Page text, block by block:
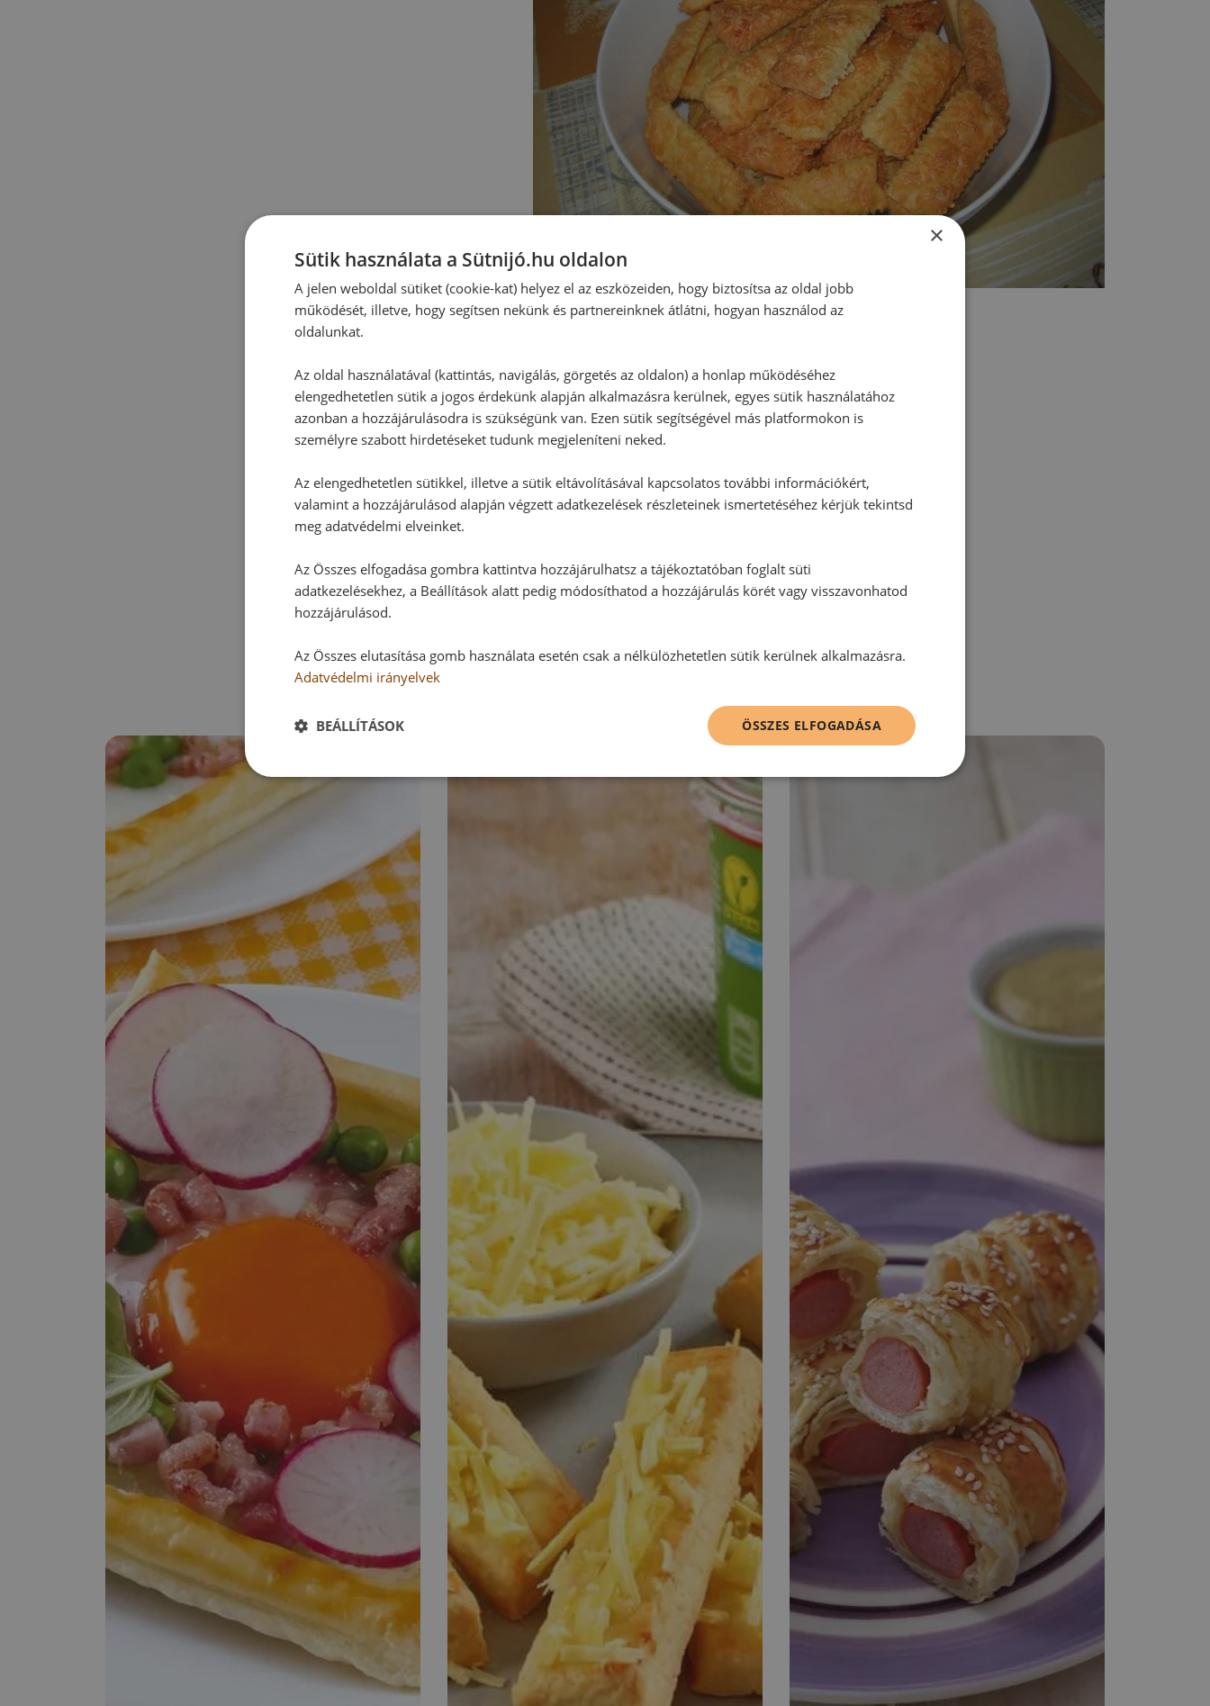
Hozzászólások
Ehhez a recepthez még nem érkezett hozzászólás.
Hozzászólás írása
Vélemény írásához, kérjük, jelentkezz be!
RECEPTAJÁNLÓ
×
Sütik használata a Sütnijó.hu oldalon
A jelen weboldal sütiket (cookie-kat) helyez el az eszközeiden, hogy biztosítsa az oldal jobb
működését, illetve, hogy segítsen nekünk és partnereinknek átlátni, hogyan használod az
oldalunkat.
Az oldal használatával (kattintás, navigálás, görgetés az oldalon) a honlap működéséhez
elengedhetetlen sütik a jogos érdekünk alapján alkalmazásra kerülnek, egyes sütik használatához
azonban a hozzájárulásodra is szükségünk van. Ezen sütik segítségével más platformokon is
személyre szabott hirdetéseket tudunk megjeleníteni neked.
Az elengedhetetlen sütikkel, illetve a sütik eltávolításával kapcsolatos további információkért,
valamint a hozzájárulásod alapján végzett adatkezelések részleteinek ismertetéséhez kérjük tekintsd
meg adatvédelmi elveinket.
Az Összes elfogadása gombra kattintva hozzájárulhatsz a tájékoztatóban foglalt süti
adatkezelésekhez, a Beállítások alatt pedig módosíthatod a hozzájárulás körét vagy visszavonhatod
hozzájárulásod.
Az Összes elutasítása gomb használata esetén csak a nélkülözhetetlen sütik kerülnek alkalmazásra.
Adatvédelmi irányelvek
ÖSSZES ELFOGADÁSA
BEÁLLÍTÁSOK